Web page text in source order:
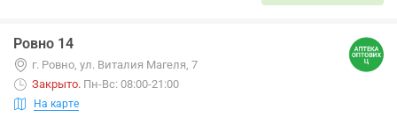
Ровно 14
г. Ровно, ул. Виталия Магеля, 7
Закрыто. Пн-Вс: 08:00-21:00
На карте